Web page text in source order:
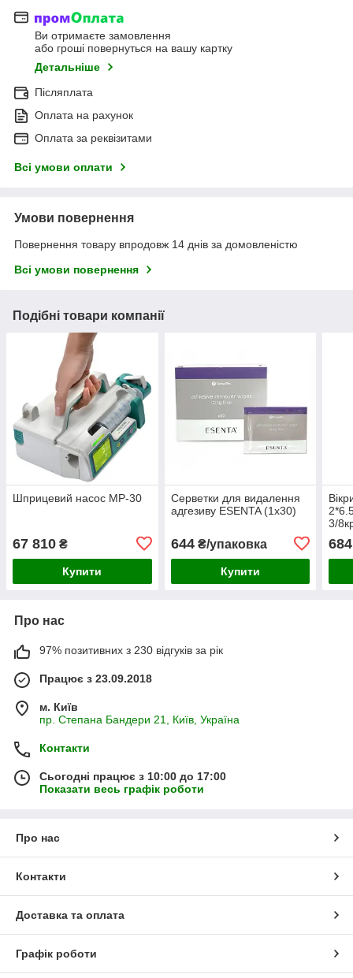
Ви отримаєте замовлення
або гроші повернуться на вашу картку
Детальніше
Післяплата
Оплата на рахунок
Оплата за реквізитами
Всі умови оплати
Умови повернення
Повернення товару впродовж 14 днів за домовленістю
Всі умови повернення
Подібні товари компанії
Шприцевий насос MP-30
67 810 ₴
Купити
Серветки для видалення
адгезиву ESENTA (1x30)
644₴/упаковка
Купити
3/
684
Про нас
97% позитивних з 230 відгуків за рік
Працює з 23.09.2018
м. Київ
пр. Степана Бандери 21, Київ, Україна
Контакти
Сьогодні працює з 10:00 до 17:00
Показати весь графік роботи
Про нас
Контакти
Доставка та оплата
Графік роботи